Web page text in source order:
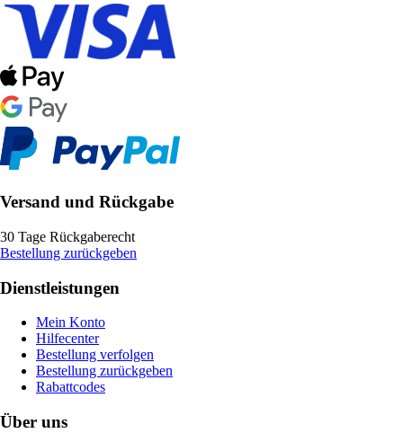
Versand und Rückgabe
30 Tage Rückgaberecht
Bestellung zurückgeben
Dienstleistungen
Mein Konto
Hilfecenter
Bestellung verfolgen
Bestellung zurückgeben
Rabattcodes
Über uns